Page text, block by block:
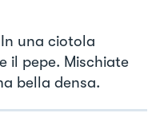
una ciotola
il pepe. Mischiate
bella densa.